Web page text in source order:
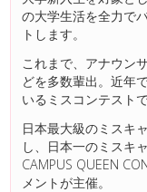
の大学生活を全力で
トします。
これまで、アナウン
どを多数輩出。近年
いるミスコンテストで
日本最大級のミスキ
し、日本一のミスキ
CAMPUS QUEEN
メントが主催。